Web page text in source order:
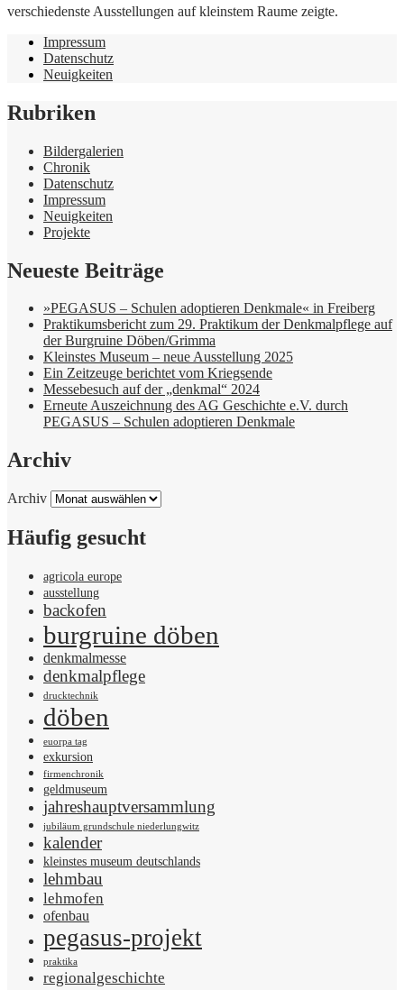
verschiedenste Ausstellungen auf kleinstem Raume zeigte.
Impressum
Datenschutz
Neuigkeiten
Rubriken
Bildergalerien
Chronik
Datenschutz
Impressum
Neuigkeiten
Projekte
Neueste Beiträge
»PEGASUS – Schulen adoptieren Denkmale« in Freiberg
Praktikumsbericht zum 29. Praktikum der Denkmalpflege auf
der Burgruine Döben/Grimma
Kleinstes Museum – neue Ausstellung 2025
Ein Zeitzeuge berichtet vom Kriegsende
Messebesuch auf der „denkmal“ 2024
Erneute Auszeichnung des AG Geschichte e.V. durch
PEGASUS – Schulen adoptieren Denkmale
Archiv
Archiv
Häufig gesucht
agricola europe
ausstellung
backofen
burgruine döben
denkmalmesse
denkmalpflege
drucktechnik
döben
euorpa tag
exkursion
firmenchronik
geldmuseum
jahreshauptversammlung
jubiläum grundschule niederlungwitz
kalender
kleinstes museum deutschlands
lehmbau
lehmofen
ofenbau
pegasus-projekt
praktika
regionalgeschichte